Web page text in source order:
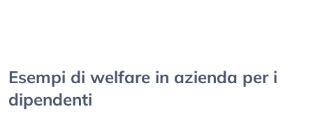
Esempi di welfare in azienda per i
dipendenti